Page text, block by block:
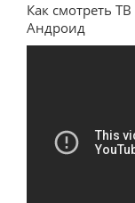
Как смотреть
Андроид